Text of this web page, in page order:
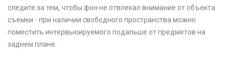
следите за тем, чтобы фон не отвлекал внимание от объекта
съемки - при наличии свободного пространства можно
поместить интервьюируемого подальше от предметов на
заднем плане.